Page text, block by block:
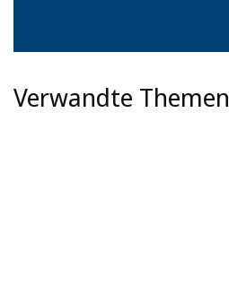
Verwandte Themen